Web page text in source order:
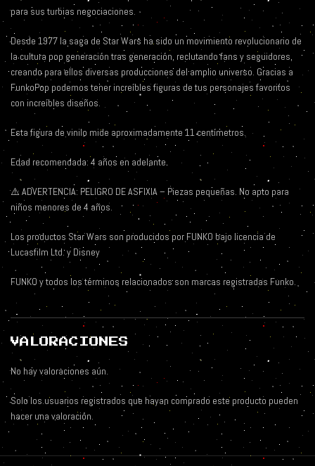
para sus turbias negociaciones.
Desde 1977 la saga de Star Wars ha sido un movimiento revolucionario de
la cultura pop generación tras generación, reclutando fans y seguidores,
creando para ellos diversas producciones del amplio universo. Gracias a
FunkoPop podemos tener increíbles figuras de tus personajes favoritos
con increíbles diseños.
Esta figura de vinilo mide aproximadamente 11 centímetros.
Edad recomendada: 4 años en adelante
⚠️ ADVERTENCIA: PELIGRO DE ASFIXIA – Piezas pequeñas. No apto para
niños menores de 4 años.
Los productos Star Wars son producidos por FUNKO bajo licencia de
Lucasfilm Ltd. y Disney
FUNKO y todos los términos relacionados son marcas registradas Funko.
VALORACIONES
No hay valoraciones aún.
Solo los usuarios registrados que hayan comprado este producto pueden
hacer una valoración.